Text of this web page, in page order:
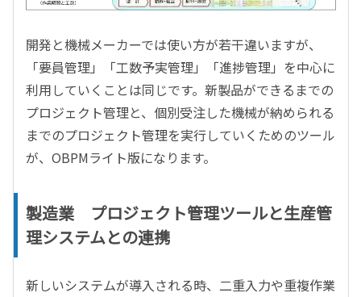
開発と機械メーカーでは使い方が若干違いますが、
「要員管理」「工数予実管理」「進捗管理」を中心に
利用していくことは同じです。新製品ができるまでの
プロジェクト管理と、個別受注した機械が納められる
までのプロジェクト管理を実行していくためのツール
が、OBPMライト版になります。
製造業 プロジェクト管理ツールと生産管
理システムとの連携
新しいシステムが導入される時、二重入力や重複作業